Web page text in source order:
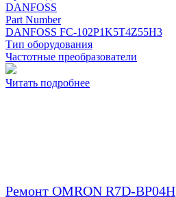
DANFOSS
Part Number
DANFOSS FC-102P1K5T4Z55H3
Тип оборудования
Частотные преобразователи
Читать подробнее
Ремонт OMRON R7D-BP04H